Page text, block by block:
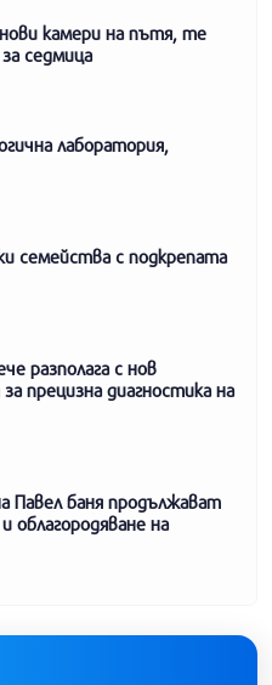
камери на пътя, те
седмица
лаборатория,
семейства с подкрепата
разполага с нов
прецизна диагностика на
Павел баня продължават
облагородяване на